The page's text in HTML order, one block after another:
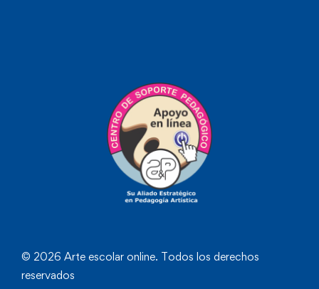
© 2026 Arte escolar online. Todos los derechos
reservados